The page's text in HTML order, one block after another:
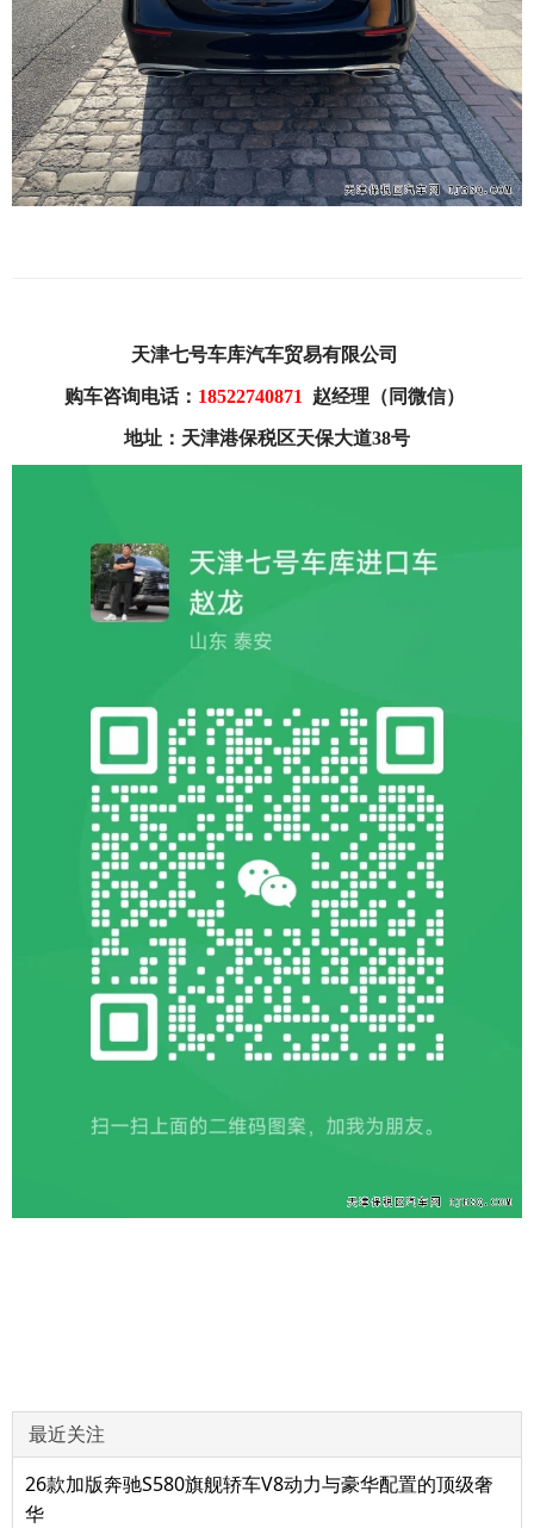
天津七号车库汽车贸易有限公司
购车咨询电话： 18522740871 赵经理（同微信）
地址：天津港保税区天保大道38号
最近关注
26款加版奔驰S580旗舰轿车V8动力与豪华配置的顶级奢
华